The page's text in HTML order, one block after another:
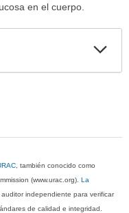
en el cuerpo.
, también conocido como
(www.urac.org).La
independiente para verificar
de calidad e integridad.